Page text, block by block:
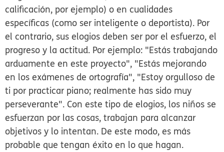
calificación, por ejemplo) o en cualidades
específicas (como ser inteligente o deportista). Por
el contrario, sus elogios deben ser por el esfuerzo, el
progreso y la actitud. Por ejemplo: "Estás trabajando
arduamente en este proyecto", "Estás mejorando
en los exámenes de ortografía", "Estoy orgulloso de
ti por practicar piano; realmente has sido muy
perseverante". Con este tipo de elogios, los niños se
esfuerzan por las cosas, trabajan para alcanzar
objetivos y lo intentan. De este modo, es más
probable que tengan éxito en lo que hagan.